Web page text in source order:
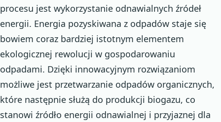
procesu jest wykorzystanie odnawialnych źródeł
energii. Energia pozyskiwana z odpadów staje się
bowiem coraz bardziej istotnym elementem
ekologicznej rewolucji w gospodarowaniu
odpadami. Dzięki innowacyjnym rozwiązaniom
możliwe jest przetwarzanie odpadów organicznych,
które następnie służą do produkcji biogazu, co
stanowi źródło energii odnawialnej i przyjaznej dla